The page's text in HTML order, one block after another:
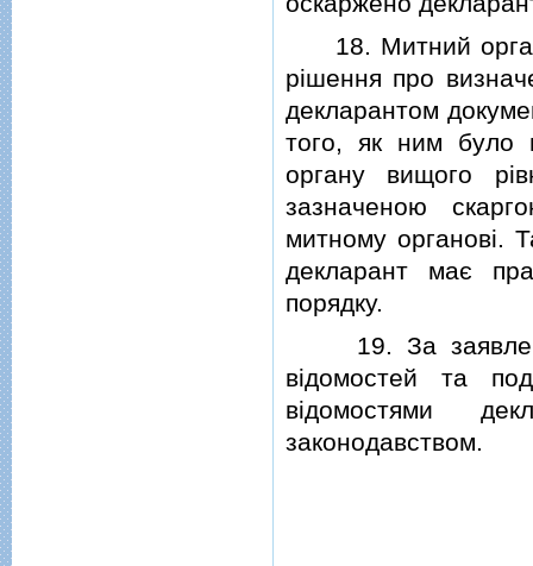
18. Митний орган
рiшення про
декларантом
того, як ним було
органу вищого
зазначеною
митному органовi.
декларант має
порядку.
19. За
вiдомостей та
вiдомостями
законодавством.